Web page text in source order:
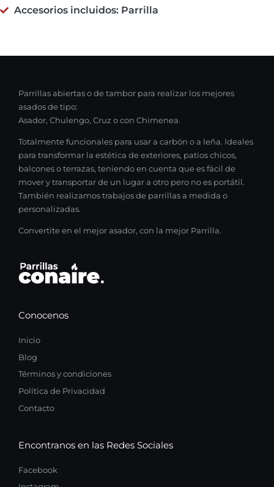
Accesorios incluidos: Parrilla
Parrillas abiertas o de tambor para realizar los mejores
asados de tipo:
Asador, Chulengo, Cruz o con Chimenea.
Totalmente funcionales para usar a carbón o a leña. Ideales
para transformar la estética de exteriores, patios chicos,
balcones o terrazas, teniendo en cuenta que es fácil de
mover y transportar de un lugar a otro pero no es portátil.
También realizamos trabajos de parrillas a medida o
personalizadas.
Convertite en el mejor asador, con la mejor Parrilla.
Conocenos
Inicio
Blog
Términos y condiciones
Política de Privacidad
Contacto
Encontranos en las Redes Sociales
Facebook